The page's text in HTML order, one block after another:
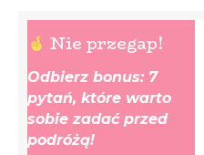
Nie przegap!
Odbierz bonus: 7
pytań, które warto
sobie zadać przed
podróżą!